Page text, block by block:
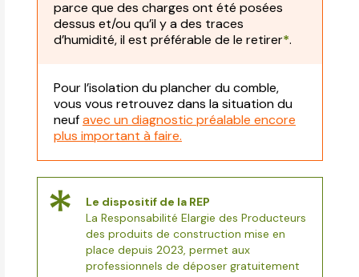
parce que des charges ont été posées
dessus et/ou qu’il y a des traces
d’humidité, il est préférable de le retirer*.
Pour l’isolation du plancher du comble,
vous vous retrouvez dans la situation du
neufavec un diagnostic préalable encore
plus important à faire.
Le dispositif de la REP
La Responsabilité Elargie des Producteurs
des produits de construction mise en
place depuis 2023, permet aux
professionnels de déposer gratuitement